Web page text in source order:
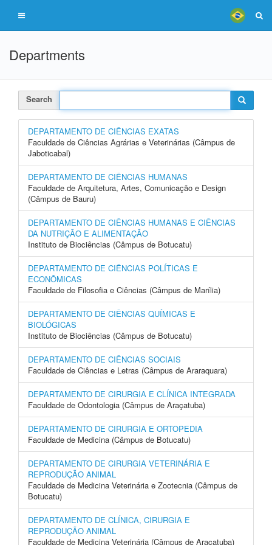
Departments
Search
DEPARTAMENTO DE CIÊNCIAS EXATAS
Faculdade de Ciências Agrárias e Veterinárias (Câmpus de
Jaboticabal)
DEPARTAMENTO DE CIÊNCIAS HUMANAS
Faculdade de Arquitetura, Artes, Comunicação e Design
(Câmpus de Bauru)
DEPARTAMENTO DE CIÊNCIAS HUMANAS E CIÊNCIAS
DA NUTRIÇÃO E ALIMENTAÇÃO
Instituto de Biociências (Câmpus de Botucatu)
DEPARTAMENTO DE CIÊNCIAS POLÍTICAS E
ECONÔMICAS
Faculdade de Filosofia e Ciências (Câmpus de Marília)
DEPARTAMENTO DE CIÊNCIAS QUÍMICAS E
BIOLÓGICAS
Instituto de Biociências (Câmpus de Botucatu)
DEPARTAMENTO DE CIÊNCIAS SOCIAIS
Faculdade de Ciências e Letras (Câmpus de Araraquara)
DEPARTAMENTO DE CIRURGIA E CLÍNICA INTEGRADA
Faculdade de Odontologia (Câmpus de Araçatuba)
DEPARTAMENTO DE CIRURGIA E ORTOPEDIA
Faculdade de Medicina (Câmpus de Botucatu)
DEPARTAMENTO DE CIRURGIA VETERINÁRIA E
REPRODUÇÃO ANIMAL
Faculdade de Medicina Veterinária e Zootecnia (Câmpus de
Botucatu)
DEPARTAMENTO DE CLÍNICA, CIRURGIA E
REPRODUÇÃO ANIMAL
Faculdade de Medicina Veterinária (Câmpus de Araçatuba)